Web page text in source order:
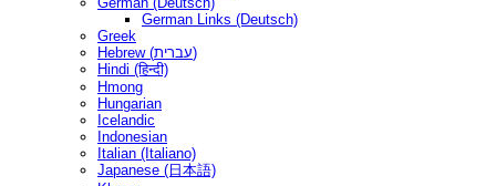
German Links (Deutsch)
Greek
Hebrew (עברית)
Hindi (हिन्दी)
Hmong
Hungarian
Icelandic
Indonesian
Italian (Italiano)
Japanese (日本語)